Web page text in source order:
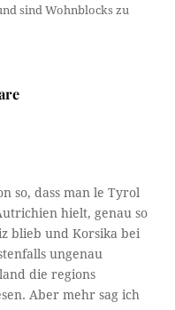
sind Wohnblocks zu
so, dass man le Tyrol
hielt, genau so
blieb und Korsika bei
ungenau
die regions
Aber mehr sag ich